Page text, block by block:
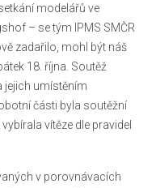
modelářů ve
– se tým IPMS SMČR
zadařilo, mohl být náš
18. října. Soutěž
jejich umístěním
části byla soutěžní
vítěze dle pravidel
v porovnávacích